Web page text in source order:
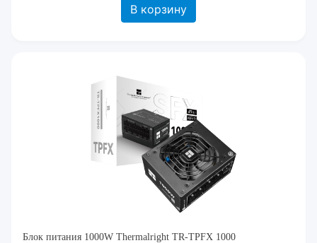
В корзину
Блок питания 1000W Thermalright TR-TPFX 1000